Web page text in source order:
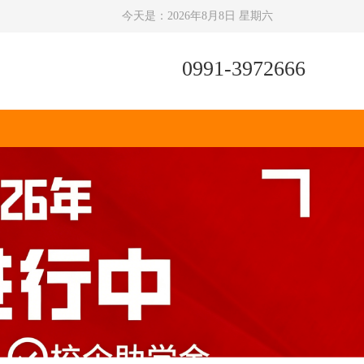
今天是： 2026年8月8日 星期六
0991-3972666